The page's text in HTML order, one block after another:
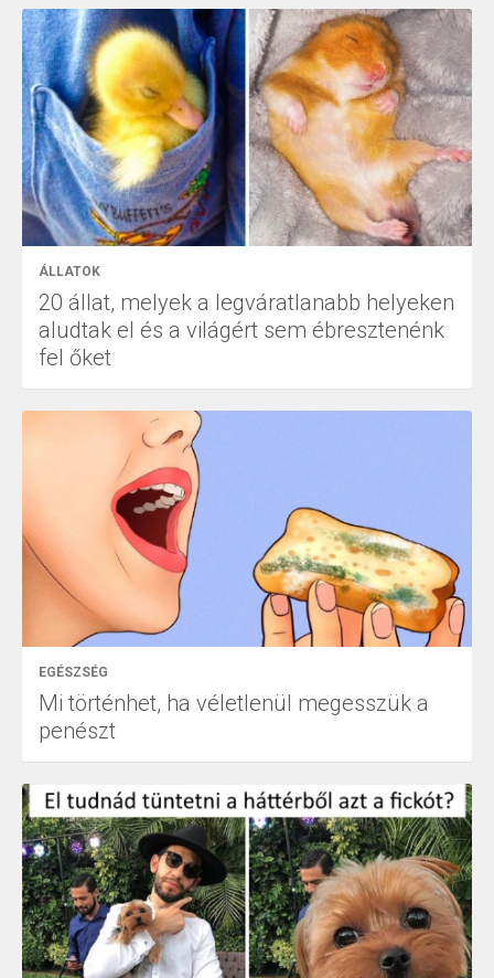
ÁLLATOK
20 állat, melyek a legváratlanabb helyeken
aludtak el és a világért sem ébresztenénk
fel őket
EGÉSZSÉG
Mi történhet, ha véletlenül megesszük a
penészt